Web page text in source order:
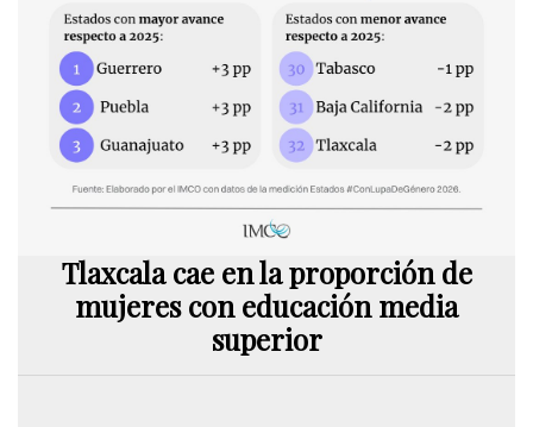
Tlaxcala cae en la proporción de
mujeres con educación media
superior